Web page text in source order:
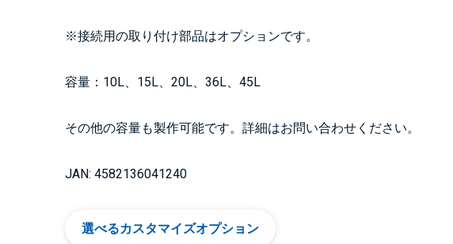
※接続用の取り付け部品はオプションです。
容量：10L、15L、20L、36L、45L
その他の容量も製作可能です。詳細はお問い合わせください。
JAN: 4582136041240
選べるカスタマイズオプション